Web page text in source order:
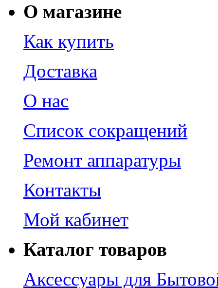
О магазине
Как купить
Доставка
О нас
Список сокращений
Ремонт аппаратуры
Контакты
Мой кабинет
Каталог товаров
Аксессуары для